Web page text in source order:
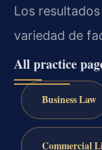
Los
variedad de
All practice
Business Law
Commercial